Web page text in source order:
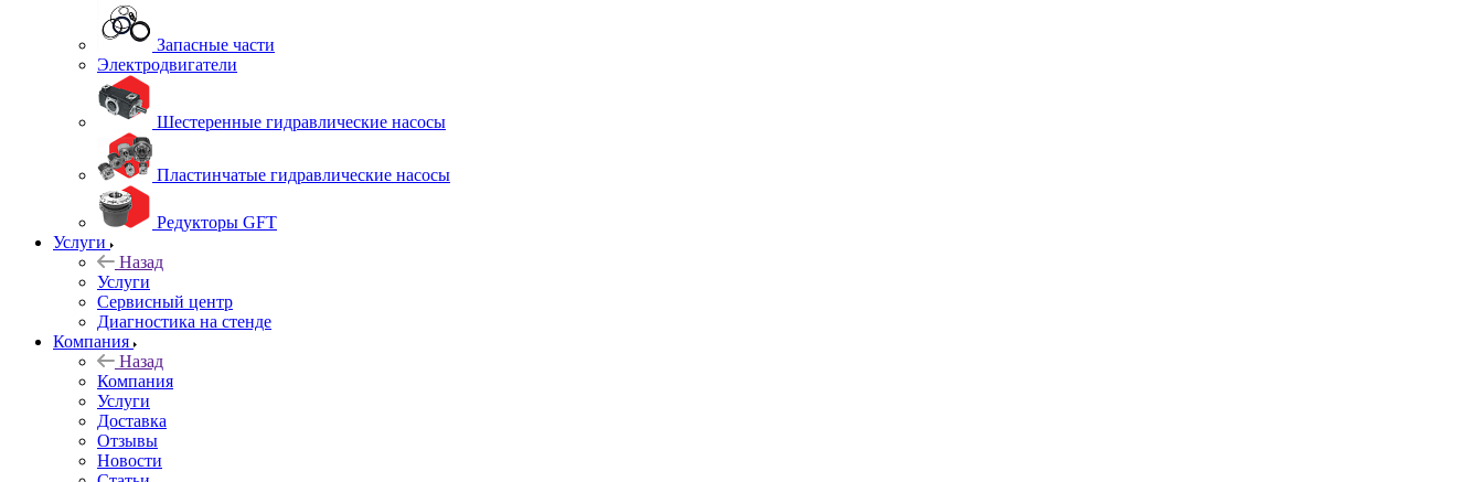
Запасные части
Электродвигатели
Шестеренные гидравлические насосы
Пластинчатые гидравлические насосы
Редукторы GFT
Услуги
Назад
Услуги
Сервисный центр
Диагностика на стенде
Компания
Назад
Компания
Услуги
Доставка
Отзывы
Новости